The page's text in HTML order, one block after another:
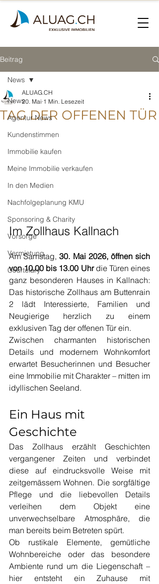
Beitrag
News
Agentur News
Kundenstimmen
Immobilie kaufen
Meine Immobilie verkaufen
In den Medien
Nachfolgeplanung KMU
Sponsoring & Charity
Vorsorge
Vermietung
Courtelary
News
TAG DER OFFENEN TÜR
ALUAG.CH
20. Mai 1 Min. Lesezeit
Im Zollhaus Kallnach
Am Samstag, 30. Mai 2026, öffnen sich
von 10.00 bis 13.00 Uhr die Türen eines
ganz besonderen Hauses in Kallnach:
Das historische Zollhaus am Buttenrain
2 lädt Interessierte, Familien und
Neugierige herzlich zu einem
exklusiven Tag der offenen Tür ein.
Zwischen charmanten historischen
Details und modernem Wohnkomfort
erwartet Besucherinnen und Besucher
eine Immobilie mit Charakter – mitten im
idyllischen Seeland.
Ein Haus mit
Geschichte
Das Zollhaus erzählt Geschichten
vergangener Zeiten und verbindet
diese auf eindrucksvolle Weise mit
zeitgemässem Wohnen. Die sorgfältige
Pflege und die liebevollen Details
verleihen dem Objekt eine
unverwechselbare Atmosphäre, die
man bereits beim Betreten spürt.
Ob rustikale Elemente, gemütliche
Wohnbereiche oder das besondere
Ambiente rund um die Liegenschaft –
hier entsteht ein Zuhause mit